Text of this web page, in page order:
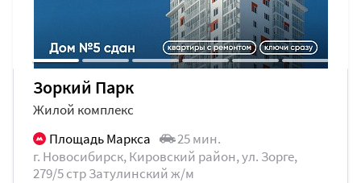
Зоркий Парк
Жилой комплекс
Площадь Маркса
25 мин.
г. Новосибирск, Кировский район, ул. Зорге,
279/5 стр ​Затулинский ж/м